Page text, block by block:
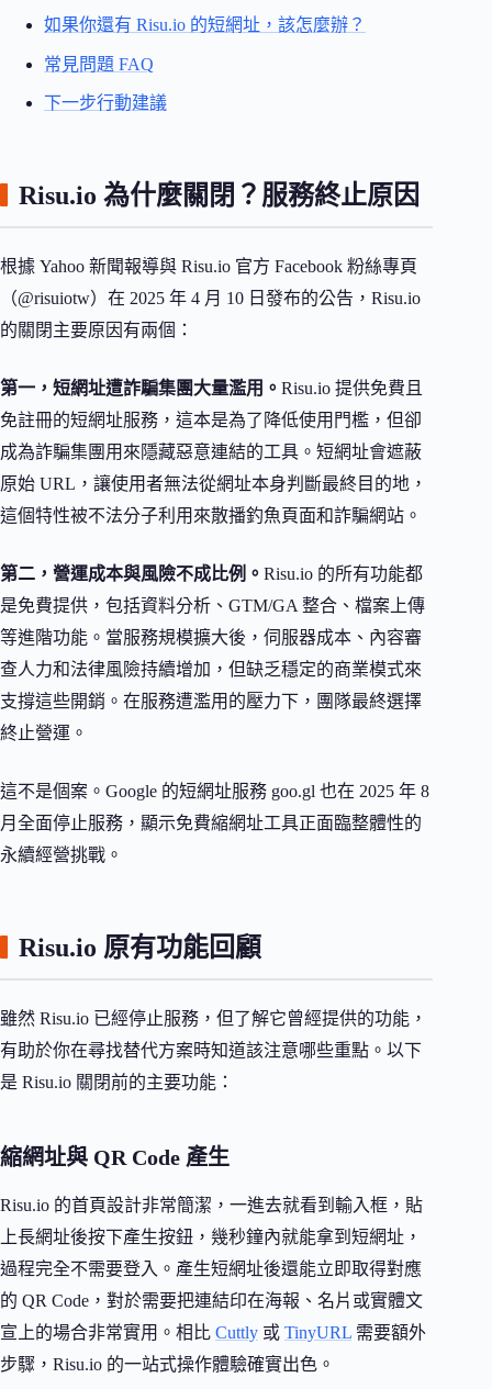
如果你還有 Risu.io 的短網址，該怎麼辦？
常見問題 FAQ
下一步行動建議
Risu.io 為什麼關閉？服務終止原因
根據 Yahoo 新聞報導與 Risu.io 官方 Facebook 粉絲專頁
（@risuiotw）在 2025 年 4 月 10 日發布的公告，Risu.io
的關閉主要原因有兩個：
第一，短網址遭詐騙集團大量濫用。 Risu.io 提供免費且
免註冊的短網址服務，這本是為了降低使用門檻，但卻
成為詐騙集團用來隱藏惡意連結的工具。短網址會遮蔽
原始 URL，讓使用者無法從網址本身判斷最終目的地，
這個特性被不法分子利用來散播釣魚頁面和詐騙網站。
第二，營運成本與風險不成比例。 Risu.io 的所有功能都
是免費提供，包括資料分析、GTM/GA 整合、檔案上傳
等進階功能。當服務規模擴大後，伺服器成本、內容審
查人力和法律風險持續增加，但缺乏穩定的商業模式來
支撐這些開銷。在服務遭濫用的壓力下，團隊最終選擇
終止營運。
這不是個案。Google 的短網址服務 goo.gl 也在 2025 年 8
月全面停止服務，顯示免費縮網址工具正面臨整體性的
永續經營挑戰。
Risu.io 原有功能回顧
雖然 Risu.io 已經停止服務，但了解它曾經提供的功能，
有助於你在尋找替代方案時知道該注意哪些重點。以下
是 Risu.io 關閉前的主要功能：
縮網址與 QR Code 產生
Risu.io 的首頁設計非常簡潔，一進去就看到輸入框，貼
上長網址後按下產生按鈕，幾秒鐘內就能拿到短網址，
過程完全不需要登入。產生短網址後還能立即取得對應
的 QR Code，對於需要把連結印在海報、名片或實體文
宣上的場合非常實用。相比 Cuttly 或 TinyURL 需要額外
步驟，Risu.io 的一站式操作體驗確實出色。